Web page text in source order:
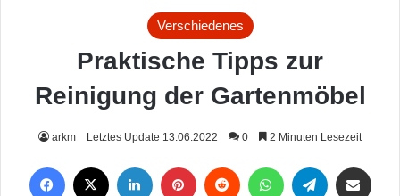
Verschiedenes
Praktische Tipps zur
Reinigung der Gartenmöbel
arkm Letztes Update 13.06.2022 0 2 Minuten Lesezeit